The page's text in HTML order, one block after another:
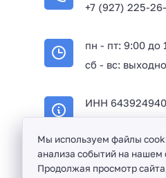
+7 (927) 225-
пн - пт: 9:00 до
сб - вс:
ИНН
Мы используем файлы
анализа событий на нашем
Продолжая просмотр